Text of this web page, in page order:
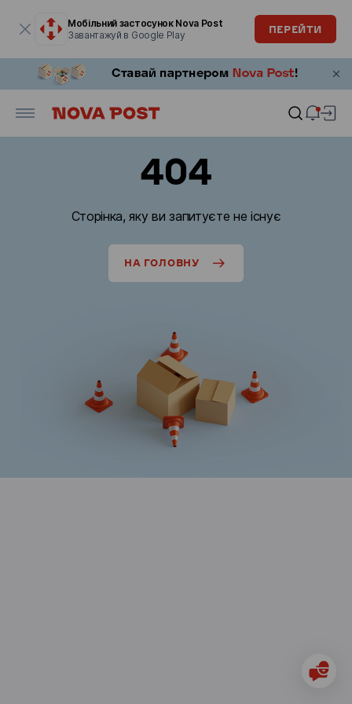
Мобільний застосунок Nova Post
Завантажуй в Google Play
ПЕРЕЙТИ
404
Сторінка, яку ви запитуєте не існує
НА ГОЛОВНУ